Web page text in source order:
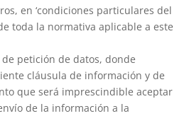
en ‘condiciones particulares del
toda la normativa aplicable a este
petición de datos, donde
cláusula de información y de
que será imprescindible aceptar
de la información a la